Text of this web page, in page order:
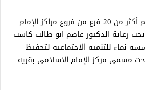
وشارك فى حفل التكريم أكثر من 20 فرع من فروع مراكز الإمام
رعاية الدكتور عاصم ابو طالب كاسب
نماء للتنمية الاجتماعية لتحفيظ
مسمى مركز الإمام الاسلامى بقرية